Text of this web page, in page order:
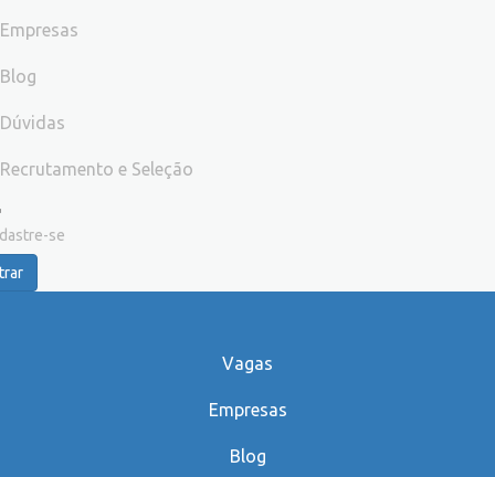
Empresas
Blog
Dúvidas
Recrutamento e Seleção
se
Vagas
Empresas
Blog